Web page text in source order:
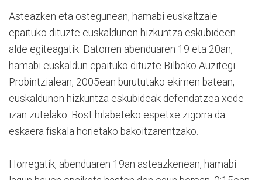
Asteazken eta ostegunean, hamabi euskaltzale
epaituko dituzte euskaldunon hizkuntza eskubideen
alde egiteagatik. Datorren abenduaren 19 eta 20an,
hamabi euskaldun epaituko dituzte Bilboko Auzitegi
Probintzialean, 2005ean burututako ekimen batean,
euskaldunon hizkuntza eskubideak defendatzea xede
izan zutelako. Bost hilabeteko espetxe zigorra da
eskaera fiskala horietako bakoitzarentzako.
Horregatik, abenduaren 19an asteazkenean, hamabi